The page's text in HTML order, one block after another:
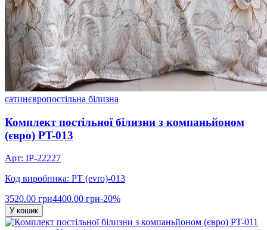
сатинєвропостільна білизна
Комплект постільної білизни з компаньйоном
(євро) PT-013
Арт: IP-22227
Код виробника: PT (evro)-013
3520.00 грн4400.00 грн-20%
У кошик